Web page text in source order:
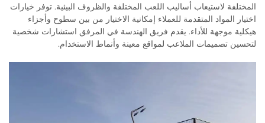
المختلفة لاستيعاب أساليب اللعب المختلفة والظروف البيئية. توفر خيارات
اختيار المواد المتقدمة للعملاء إمكانية الاختيار من بين سطوح وأجزاء
هيكلية موجهة للأداء. يقدم فريق الهندسة في المرفق استشارات شخصية
لتحسين تصميمات الملاعب لمواقع معينة وأنماط الاستخدام.